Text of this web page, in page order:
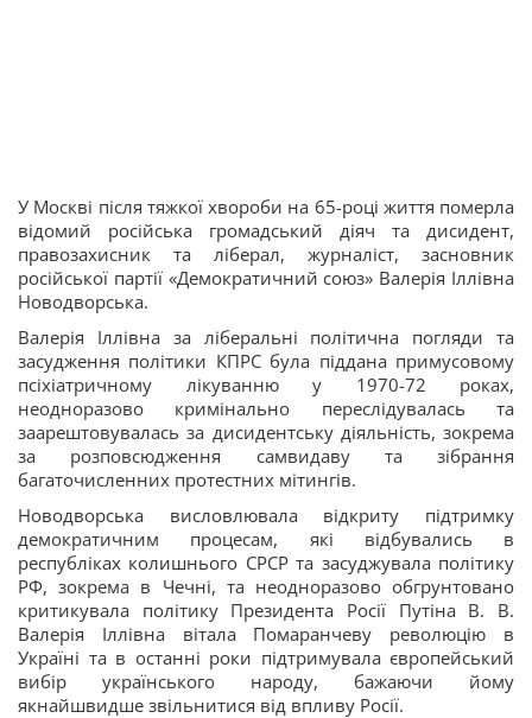
У Москві після тяжкої хвороби на 65-році життя померла
відомий російська громадський діяч та дисидент,
правозахисник та ліберал, журналіст, засновник
російської партії «Демократичний союз» Валерія Іллівна
Новодворська.
Валерія Іллівна за ліберальні політична погляди та
засудження політики КПРС була піддана примусовому
псіхіатричному лікуванню у 1970-72 роках,
неодноразово кримінально переслідувалась та
заарештовувалась за дисидентську діяльність, зокрема
за розповсюдження самвидаву та зібрання
багаточисленних протестних мітингів.
Новодворська висловлювала відкриту підтримку
демократичним процесам, які відбувались в
республіках колишнього СРСР та засуджувала політику
РФ, зокрема в Чечні, та неодноразово обгрунтовано
критикувала політику Президента Росії Путіна В. В.
Валерія Іллівна вітала Помаранчеву революцію в
Україні та в останні роки підтримувала європейський
вибір українського народу, бажаючи йому
якнайшвидше звільнитися від впливу Росії.